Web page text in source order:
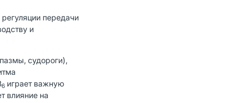
передачи
и
судороги),
6 играет важную
влияние на